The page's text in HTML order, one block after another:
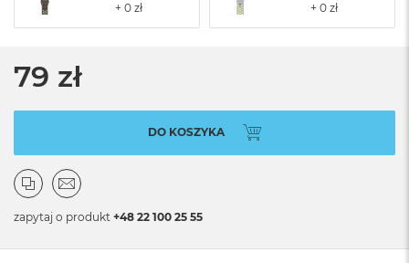
79 zł
DO KOSZYKA
zapytaj o produkt +48 22 100 25 55